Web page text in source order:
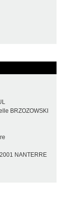
BRZOZOWSKI
NANTERRE